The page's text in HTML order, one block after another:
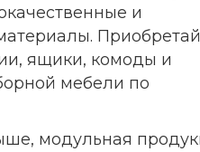
и
ящики, комоды и
мебели по
модульная